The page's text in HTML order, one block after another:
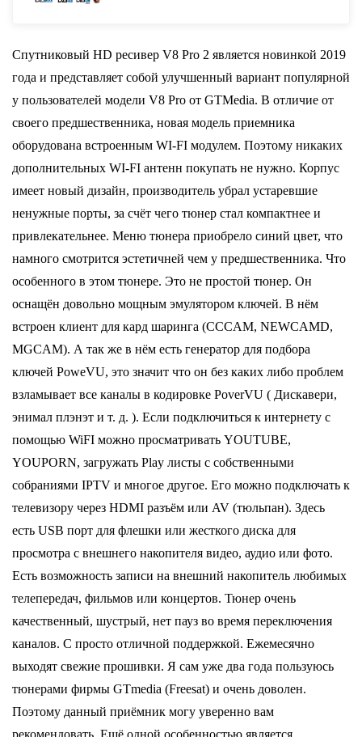
ТВ from Бытовая электроника on
Aliexpress.com | Alibaba Group
Спутниковый HD ресивер V8 Pro 2 является новинкой 2019
года и представляет собой улучшенный вариант популярной
у пользователей модели V8 Pro от GTMedia. В отличие от
своего предшественника, новая модель приемника
оборудована встроенным WI-FI модулем. Поэтому никаких
дополнительных WI-FI антенн покупать не нужно. Корпус
имеет новый дизайн, производитель убрал устаревшие
ненужные порты, за счёт чего тюнер стал компактнее и
привлекательнее. Меню тюнера приобрело синий цвет, что
намного смотрится эстетичней чем у предшественника. Что
особенного в этом тюнере. Это не простой тюнер. Он
оснащён довольно мощным эмулятором ключей. В нём
встроен клиент для кард шаринга (CCCAM, NEWCAMD,
MGCAM). А так же в нём есть генератор для подбора
ключей PoweVU, это значит что он без каких либо проблем
взламывает все каналы в кодировке PoverVU ( Дискавери,
энимал плэнэт и т. д. ). Если подключиться к интернету с
помощью WiFI можно просматривать YOUTUBE,
YOUPORN, загружать Play листы с собственными
собраниями IPTV и многое другое. Его можно подключать к
телевизору через HDMI разъём или AV (тюльпан). Здесь
есть USB порт для флешки или жесткого диска для
просмотра с внешнего накопителя видео, аудио или фото.
Есть возможность записи на внешний накопитель любимых
телепередач, фильмов или концертов. Тюнер очень
качественный, шустрый, нет пауз во время переключения
каналов. С просто отличной поддержкой. Ежемесячно
выходят свежие прошивки. Я сам уже два года пользуюсь
тюнерами фирмы GTmedia (Freesat) и очень доволен.
Поэтому данный приёмник могу уверенно вам
рекомендовать. Ещё одной особенностью является